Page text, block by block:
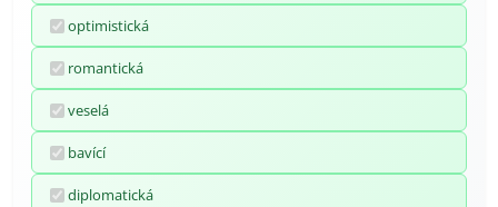
optimistická
romantická
veselá
bavící
diplomatická